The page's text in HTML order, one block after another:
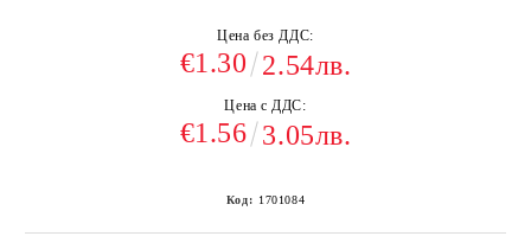
Цена без ДДС:
€1.30 2.54лв.
Цена с ДДС:
€1.56 3.05лв.
Код: 1701084